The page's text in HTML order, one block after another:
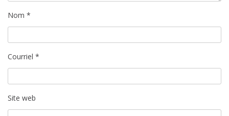
Nom *
Courriel *
Site web